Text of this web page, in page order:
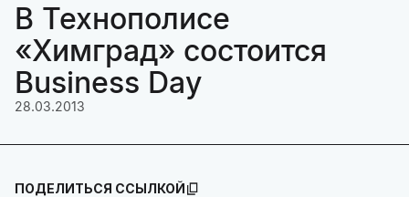
В Технополисе
«Химград» состоится
Business Day
28.03.2013
ПОДЕЛИТЬСЯ ССЫЛКОЙ